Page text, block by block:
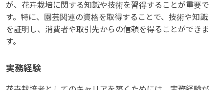
が、花卉栽培に関する知識や技術を習得することが重要で
す。特に、園芸関連の資格を取得することで、技術や知識
を証明し、消費者や取引先からの信頼を得ることができま
す。
実務経験